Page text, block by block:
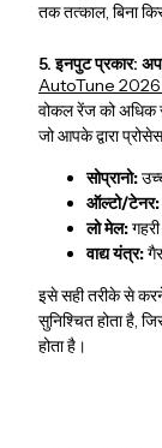
तक तत्काल, बिना
5. इनपुट प्रकार:
AutoTune 2026
वोकल रेंज को अधिक
जो आपके द्वारा
सोप्रानो:
ऑल्टो/टेनर:
लो मेल:
वाद्य यंत्र:
इसे सही तरीके से
सुनिश्चित होता है,
होता है।